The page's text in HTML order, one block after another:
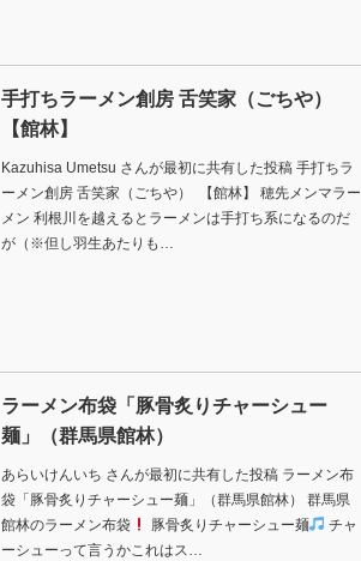
手打ちラーメン創房 舌笑家（ごちや）
【館林】
Kazuhisa Umetsu さんが最初に共有した投稿 手打ちラ
ーメン創房 舌笑家（ごちや） 【館林】 穂先メンマラー
メン 利根川を越えるとラーメンは手打ち系になるのだ
が（※但し羽生あたりも…
ラーメン布袋「豚骨炙りチャーシュー
麺」（群馬県館林）
あらいけんいち さんが最初に共有した投稿 ラーメン布
袋「豚骨炙りチャーシュー麺」（群馬県館林） 群馬県
館林のラーメン布袋
豚骨炙りチャーシュー麺
チャ
ーシューって言うかこれはス…